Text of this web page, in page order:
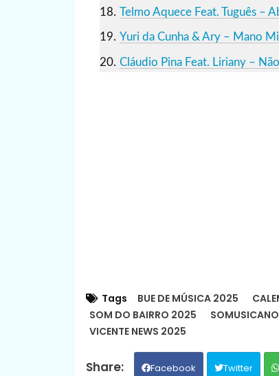
Telmo Aquece Feat. Tuguês –
Yuri da Cunha & Ary – Mano
Cláudio Pina Feat. Liriany –
Tags BUE DE MÚSICA 2025
SOM DO BAIRRO 2025
VICENTE NEWS 2025
Facebook Twitter